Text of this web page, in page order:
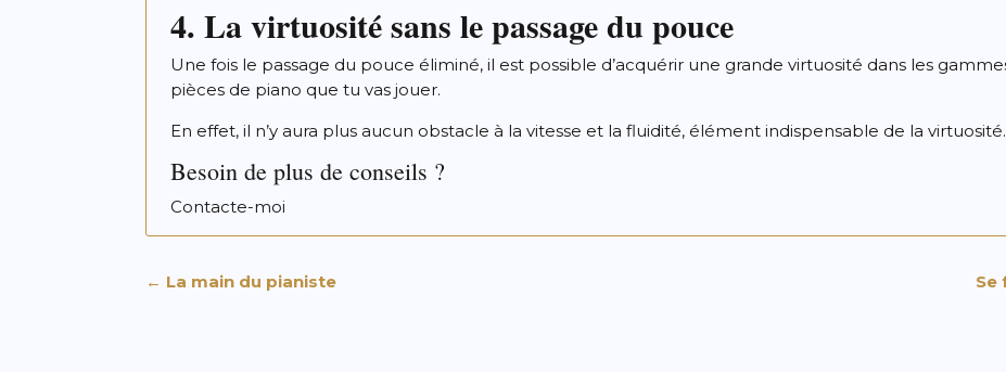
4. La virtuosité sans le passage du pouce
Une fois le passage du pouce éliminé, il est possible d’acquérir une grande virtuosité dans les
pièces de piano que tu vas jouer.
En effet, il n’y aura plus aucun obstacle à la vitesse et la fluidité, élément indispensable de la virtuosité.
Besoin de plus de conseils ?
Contacte-moi
← La main du pianiste Se